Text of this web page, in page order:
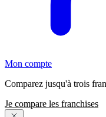
Mon compte
Comparez jusqu'à trois
Je compare les franchises